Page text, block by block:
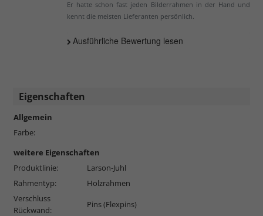
Er hatte schon fast jeden Bilderrahmen in der Hand und
kennt die meisten Lieferanten persönlich.
Ausführliche Bewertung lesen
Eigenschaften
Allgemein
Farbe:
weitere Eigenschaften
Produktlinie:
Larson-Juhl
Rahmentyp:
Holzrahmen
Verschluss
Rückwand:
Pins (Flexpins)